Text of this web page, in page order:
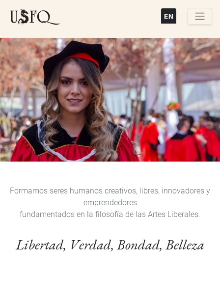
principal
Previous Next
Formamos seres humanos creativos, libres, innovadores y
emprendedores
fundamentados en la filosofía de las Artes Liberales.
Libertad, Verdad, Bondad, Belleza